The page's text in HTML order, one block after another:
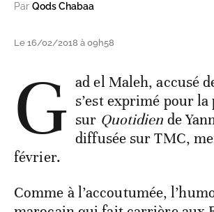
Par Qods Chabaa
Le 16/02/2018 à 09h58
G ad el Maleh, accusé
s’est exprimé pour
sur Quotidien de
diffusée sur TMC,
février.
Comme à l’accoutumée,